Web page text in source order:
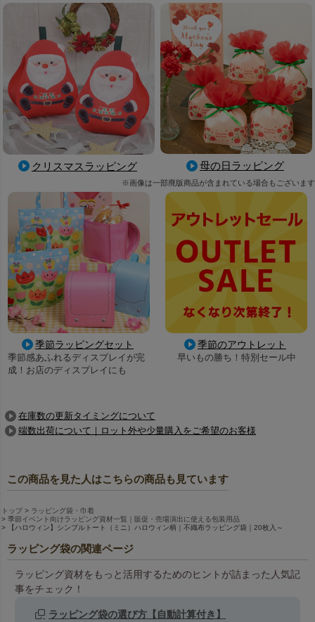
クリスマスラッピング 母の日ラッピング
※画像は一部廃版商品が含まれている場合もございます
季節ラッピングセット
季節感あふれるディスプレイが完
成！お店のディスプレイにも
季節のアウトレット
早いもの勝ち！特別セール中
在庫数の更新タイミングについて
端数出荷について｜ロット外や少量購入をご希望のお客様
この商品を見た人はこちらの商品も見ています
トップ
ラッピング袋・巾着
季節イベント向けラッピング資材一覧｜販促・売場演出に使える包装用品
【ハロウィン】シンプルトート（ミニ）ハロウィン柄｜不織布ラッピング袋｜20枚入～
ラッピング袋の関連ページ
ラッピング資材をもっと活用するためのヒントが詰まった人気記
事をチェック！
ラッピング袋の選び方【自動計算付き】